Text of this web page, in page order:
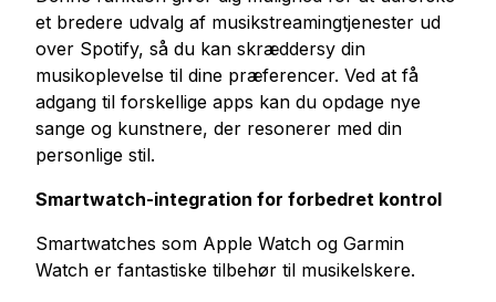
et bredere udvalg af musikstreamingtjenester ud
over Spotify, så du kan skræddersy din
musikoplevelse til dine præferencer. Ved at få
adgang til forskellige apps kan du opdage nye
sange og kunstnere, der resonerer med din
personlige stil.
Smartwatch-integration for forbedret kontrol
Smartwatches som Apple Watch og Garmin
Watch er fantastiske tilbehør til musikelskere.